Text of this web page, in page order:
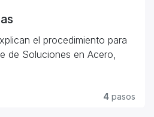
el procedimiento para
de Soluciones en Acero,
4 pasos